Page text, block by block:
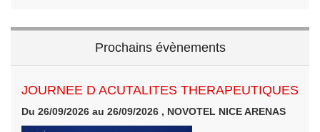
Prochains évènements
JOURNEE D ACUTALITES THERAPEUTIQUES
Du 26/09/2026 au 26/09/2026 , NOVOTEL NICE ARENAS